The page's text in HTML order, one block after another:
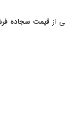
ازقیمت سجاده